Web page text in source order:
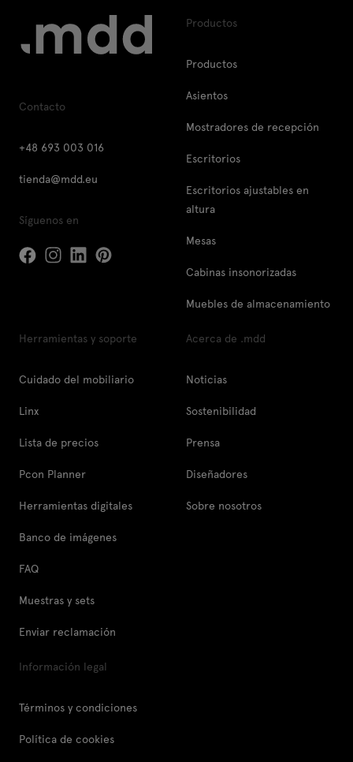
Contacto
+48 693 003 016
tienda@mdd.eu
Síguenos en
Productos
Productos
Asientos
Mostradores de recepción
Escritorios
Escritorios ajustables en
altura
Mesas
Cabinas insonorizadas
Muebles de almacenamiento
Herramientas y soporte
Cuidado del mobiliario
Linx
Lista de precios
Pcon Planner
Herramientas digitales
Banco de imágenes
FAQ
Muestras y sets
Enviar reclamación
Acerca de .mdd
Noticias
Sostenibilidad
Prensa
Diseñadores
Sobre nosotros
Información legal
Términos y condiciones
Política de cookies